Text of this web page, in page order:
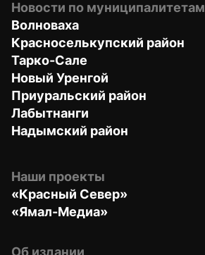
Новости по муниципалитетам
Волноваха
Красноселькупский район
Тарко-Сале
Новый Уренгой
Приуральский район
Лабытнанги
Надымский район
Наши проекты
«Красный Север»
«Ямал-Медиа»
Об издании